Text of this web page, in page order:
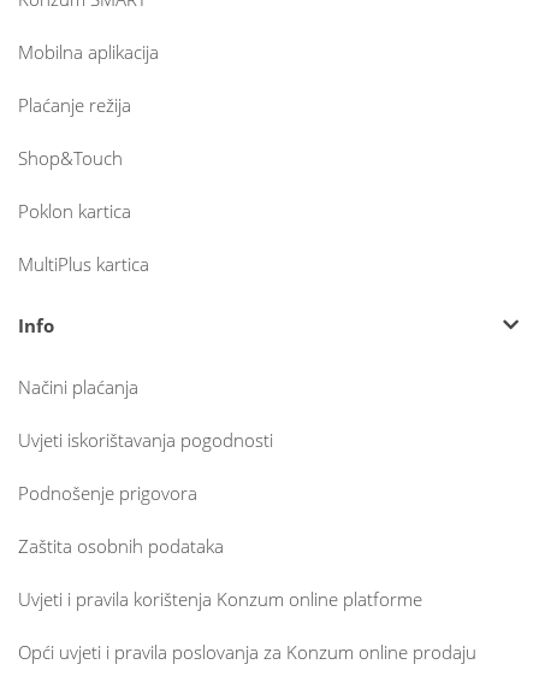
Mobilna aplikacija
Plaćanje režija
Shop&Touch
Poklon kartica
MultiPlus kartica
Info
Načini plaćanja
Uvjeti iskorištavanja pogodnosti
Podnošenje prigovora
Zaštita osobnih podataka
Uvjeti i pravila korištenja Konzum online platforme
Opći uvjeti i pravila poslovanja za Konzum online prodaju